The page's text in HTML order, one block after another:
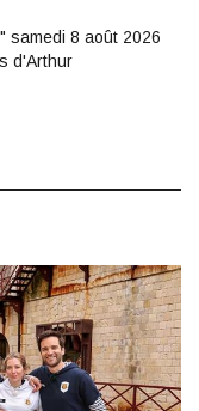
samedi 8 août 2026
d'Arthur